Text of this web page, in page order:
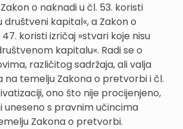
o naknadi u čl. 53. koristi
društveni kapital«, a Zakon o
koristi izričaj »stvari koje nisu
kapitalu«. Radi se o
različitog sadržaja, ali valja
na temelju Zakona o pretvorbi i čl.
ono što nije procijenjeno,
uneseno s pravnim učincima
Zakona o pretvorbi.